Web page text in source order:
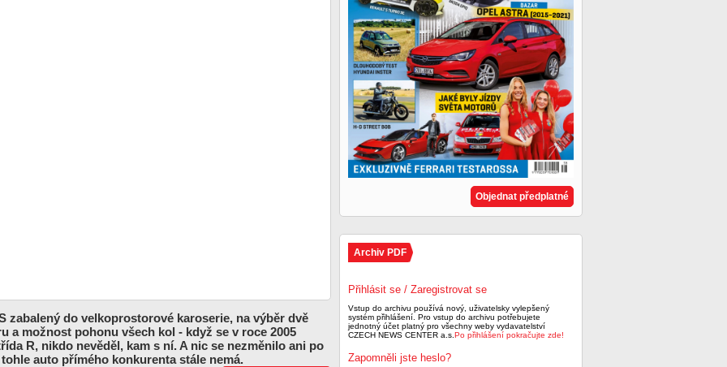
zabalený do velkoprostorové karoserie, na výběr dvě
a možnost pohonu všech kol - když se v roce 2005
R, nikdo nevěděl, kam s ní. A nic se nezměnilo ani po
auto přímého konkurenta stále nemá.
Objednat předplatné
Archiv PDF
Přihlásit se / Zaregistrovat se
Vstup do archivu používá nový, uživatelsky vylepšený
systém přihlášení. Pro vstup do archivu potřebujete
jednotný účet platný pro všechny weby vydavatelství
CZECH NEWS CENTER a.s. Po přihlášení pokračujte zde!
Zapomněli jste heslo?